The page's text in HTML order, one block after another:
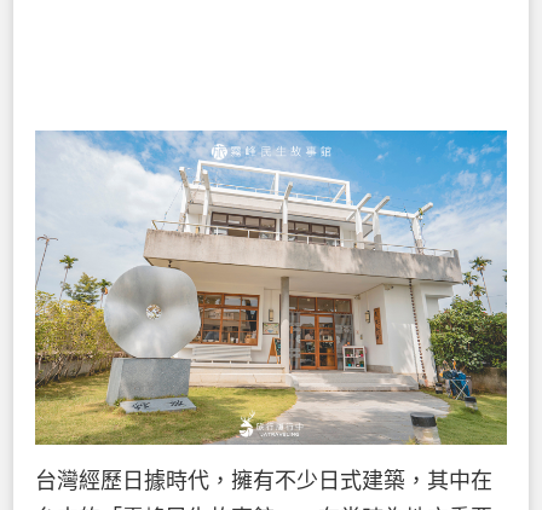
台灣經歷日據時代，擁有不少日式建築，其中在